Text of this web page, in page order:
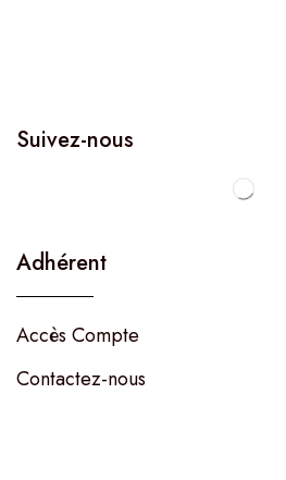
Suivez-nous
Adhérent
Accès Compte
Contactez-nous